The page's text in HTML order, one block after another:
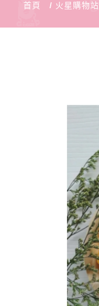
首頁 火星購物站